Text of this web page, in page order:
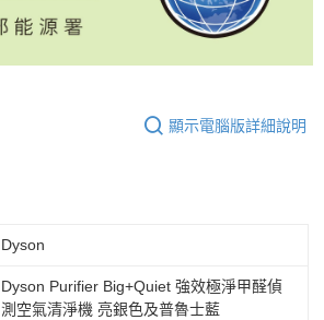
顯示電腦版詳細說明
Dyson
Dyson Purifier Big+Quiet 強效極淨甲醛偵
測空氣清淨機 亮銀色及普魯士藍